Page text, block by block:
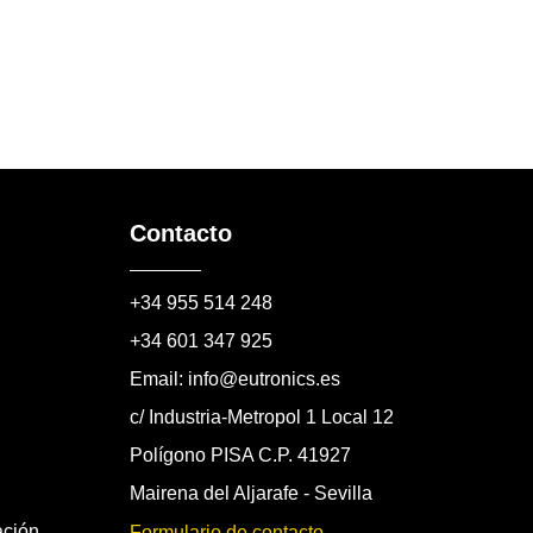
Contacto
+34 955 514 248
+34 601 347 925
Email: info@eutronics.es
c/ Industria-Metropol 1 Local 12
Polígono PISA C.P. 41927
Mairena del Aljarafe - Sevilla